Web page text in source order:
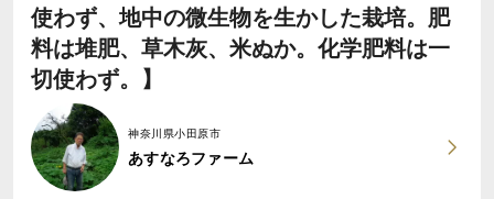
使わず、地中の微生物を生かした栽培。肥
料は堆肥、草木灰、米ぬか。化学肥料は一
切使わず。】
神奈川県小田原市
あすなろファーム